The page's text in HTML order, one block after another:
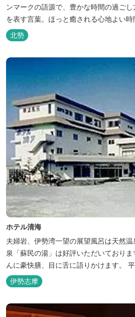
ンマークの語源で、豊かな時間の過ご
を表す言葉。ほっと癒される心地よい
て得られる幸福感のことです。 デンマ
「Nordisk（ノルディスク）」と三重県
た日本初のアウトドアフィールドが、
北勢
ホテル清海
夫婦岩、伊勢湾一望の展望風呂は天然
泉「蘇民の湯」は好評いただいており
んに豪快膳、目に舌に語りかけます。
オープンしました。
伊勢志摩